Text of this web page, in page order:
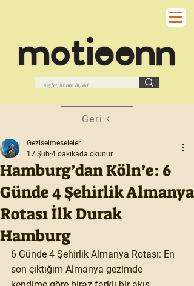
Geri
Hamburg’dan Köln’e: 6
Günde 4 Şehirlik Almanya
Rotası İlk Durak
Hamburg
Geziselmeseleler
17 Şub 4 dakikada okunur
6 Günde 4 Şehirlik Almanya Rotası: En
son çıktığım Almanya gezimde